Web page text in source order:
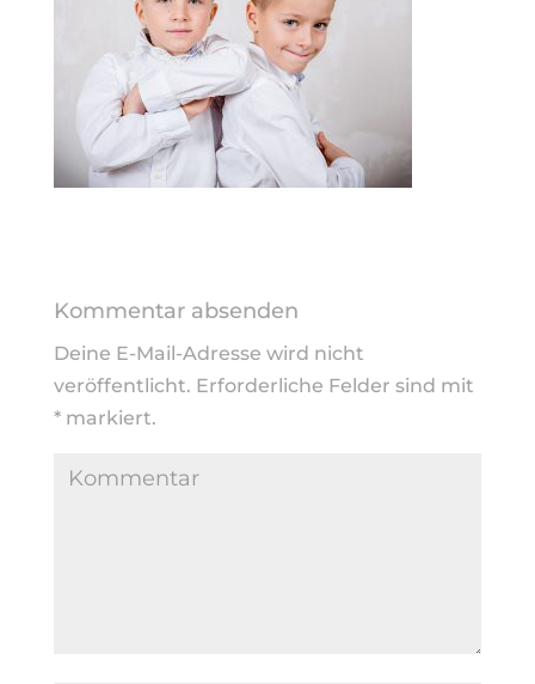
Kommentar absenden
Deine E-Mail-Adresse wird nicht
veröffentlicht. Erforderliche Felder sind mit
*markiert.